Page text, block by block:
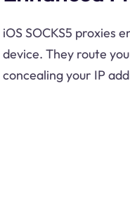
iOS SOCKS5 proxies
device. They route
concealing your IP